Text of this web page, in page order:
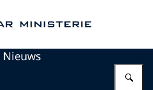
Nieuws